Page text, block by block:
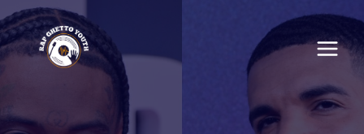
Skip
to
content